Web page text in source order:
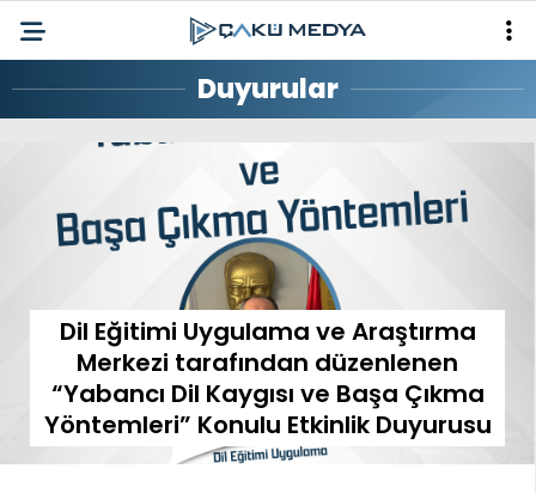
Duyurular
Dil Eğitimi Uygulama ve Araştırma
Merkezi tarafından düzenlenen
“Yabancı Dil Kaygısı ve Başa Çıkma
Yöntemleri” Konulu Etkinlik Duyurusu